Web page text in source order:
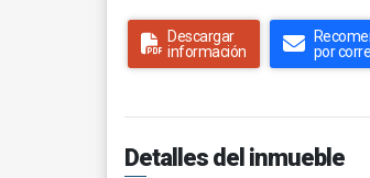
Descargar
información
por
Detalles del inmueble